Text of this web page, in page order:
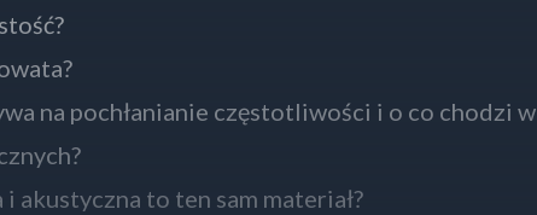
na pochłanianie częstotliwości i o co chodzi w
akustyczna to ten sam materiał?